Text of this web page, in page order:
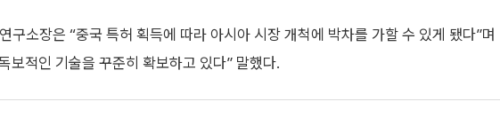
구소장은 “중국 특허 획득에 따라 아시아 시장 개척에 박차를 가할 수 있게 됐다”며
보적인 기술을 꾸준히 확보하고 있다” 말했다.